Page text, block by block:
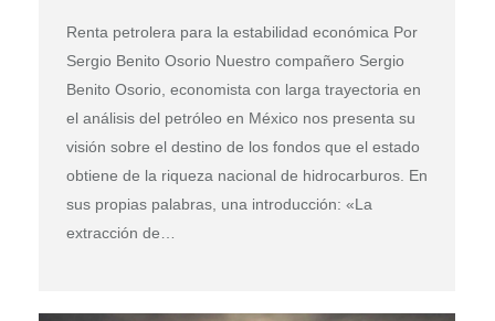
Renta petrolera para la estabilidad económica Por
Sergio Benito Osorio Nuestro compañero Sergio
Benito Osorio, economista con larga trayectoria en
el análisis del petróleo en México nos presenta su
visión sobre el destino de los fondos que el estado
obtiene de la riqueza nacional de hidrocarburos. En
sus propias palabras, una introducción: «La
extracción de…